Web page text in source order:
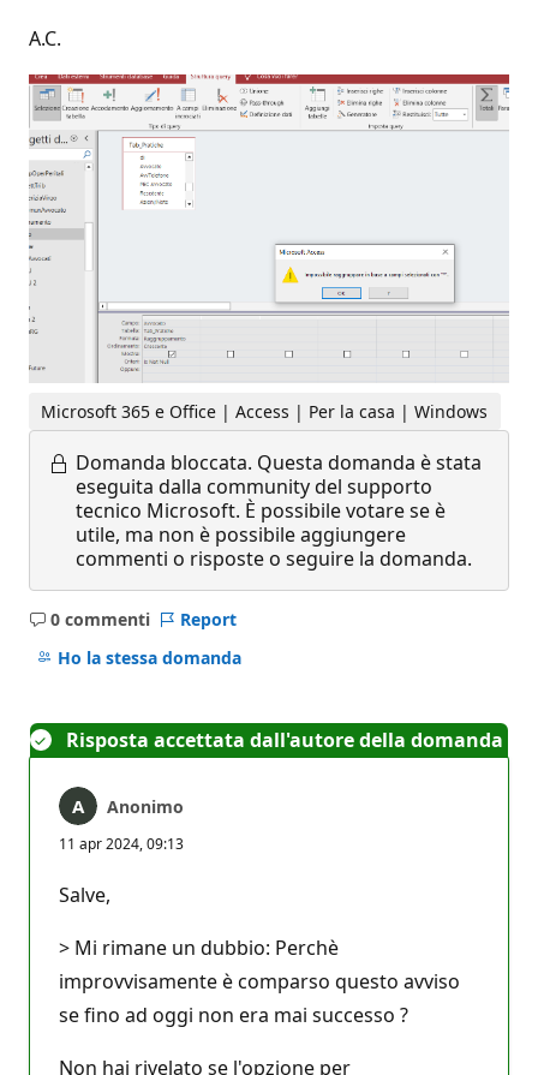
A.C.
Microsoft 365 e Office | Access | Per la casa | Windows
Domanda bloccata. Questa domanda è stata
eseguita dalla community del supporto
tecnico Microsoft. È possibile votare se è
utile, ma non è possibile aggiungere
commenti o risposte o seguire la domanda.
0 commenti
Nessun
commento
Report
Ho la stessa domanda
Risposta accettata dall'autore della domanda
Anonimo
11 apr 2024, 09:13
Salve,
> Mi rimane un dubbio: Perchè
improvvisamente è comparso questo avviso
se fino ad oggi non era mai successo ?
Non hai rivelato se l'opzione per